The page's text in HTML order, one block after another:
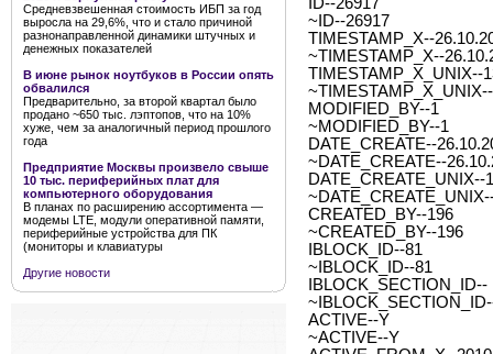
Средневзвешенная стоимость ИБП за год
выросла на 29,6%, что и стало причиной
разнонаправленной динамики штучных и
денежных показателей
В июне рынок ноутбуков в России опять
обвалился
Предварительно, за второй квартал было
продано ~650 тыс. лэптопов, что на 10%
хуже, чем за аналогичный период прошлого
года
Предприятие Москвы произвело свыше
10 тыс. периферийных плат для
компьютерного оборудования
В планах по расширению ассортимента —
модемы LTE, модули оперативной памяти,
периферийные устройства для ПК
(мониторы и клавиатуры
Другие новости
~ID--26917
TIMESTAMP_X--
~TIMESTAMP_X--
TIMESTAMP_X_UNIX--
MODIFIED_BY--1
~MODIFIED_BY--1
DATE_CREATE--
~DATE_CREATE--
DATE_CREATE_UNIX--
CREATED_BY--196
~CREATED_BY--196
IBLOCK_ID--81
~IBLOCK_ID--81
IBLOCK_SECTION_ID--
ACTIVE--Y
~ACTIVE--Y